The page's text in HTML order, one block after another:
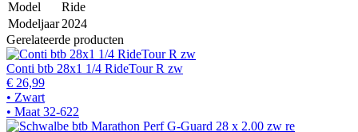
Model
Ride
Modeljaar 2024
Gerelateerde producten
Conti btb 28x1 1/4 RideTour R zw
€ 26,99
• Zwart
• Maat 32-622